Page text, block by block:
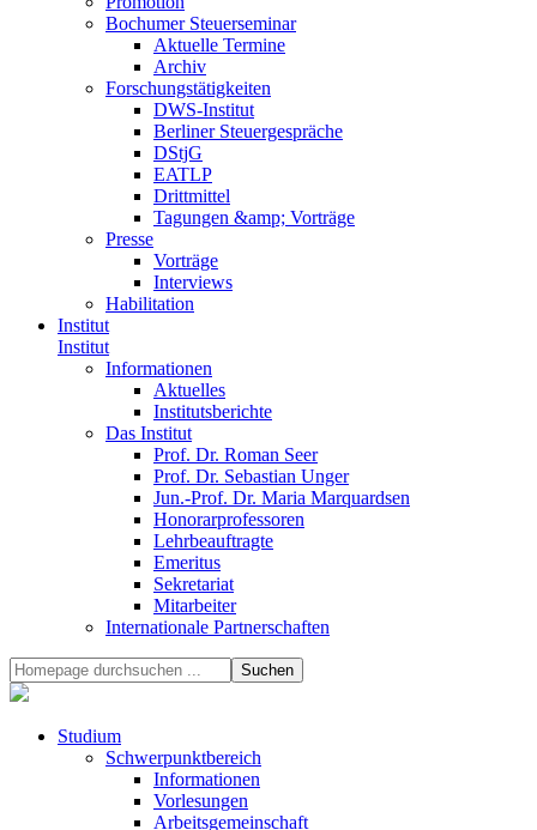
Bochumer Steuerseminar
Aktuelle Termine
Archiv
Forschungstätigkeiten
DWS-Institut
Berliner Steuergespräche
DStjG
EATLP
Drittmittel
Tagungen &amp; Vorträge
Presse
Vorträge
Interviews
Habilitation
Institut
Institut
Informationen
Aktuelles
Institutsberichte
Das Institut
Prof. Dr. Roman Seer
Prof. Dr. Sebastian Unger
Jun.-Prof. Dr. Maria Marquardsen
Honorarprofessoren
Lehrbeauftragte
Emeritus
Sekretariat
Mitarbeiter
Internationale Partnerschaften
Studium
Schwerpunktbereich
Informationen
Vorlesungen
Arbeitsgemeinschaft